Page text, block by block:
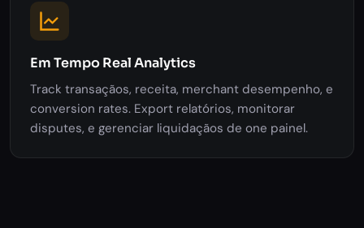
Em Tempo Real Analytics
Track transaçãos, receita, merchant desempenho, e
conversion rates. Export relatórios, monitorar
disputes, e gerenciar liquidaçãos de one painel.